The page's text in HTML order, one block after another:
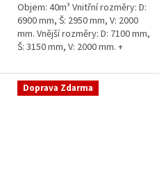
hvězdiček.
Objem: 40m³ Vnitřní rozměry: D:
6900 mm, Š: 2950 mm, V: 2000
mm. Vnější rozměry: D: 7100 mm,
Š: 3150 mm, V: 2000 mm. +
týdny od objednávky....
Doprava Zdarma